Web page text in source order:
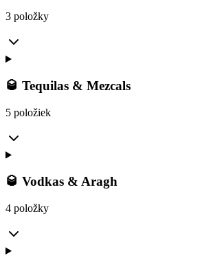
3 položky
🥃 Tequilas & Mezcals
5 položiek
🥃 Vodkas & Aragh
4 položky